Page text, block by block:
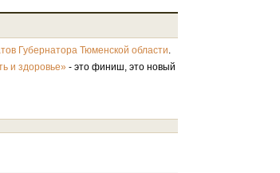
Губернатора Тюменской области.
и здоровье» - это финиш, это новый